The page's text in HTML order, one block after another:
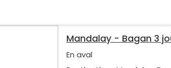
Mandalay - Bagan 3
En aval